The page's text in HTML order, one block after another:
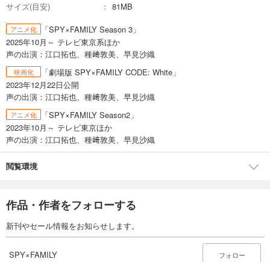
サイズ(目安)
81MB
アニメ化
「SPY×FAMILY Season 3」
2025年10月～ テレビ東京系ほか
声の出演：江口拓也、種﨑敦美、早見沙織
映画化
「劇場版 SPY×FAMILY CODE: White」
2023年12月22日公開
声の出演：江口拓也、種﨑敦美、早見沙織
アニメ化
「SPY×FAMILY Season2」
2023年10月～ テレビ東京ほか
声の出演：江口拓也、種﨑敦美、早見沙織
閲覧環境
作品・作者をフォローする
新刊やセール情報をお知らせします。
SPY×FAMILY フォロー